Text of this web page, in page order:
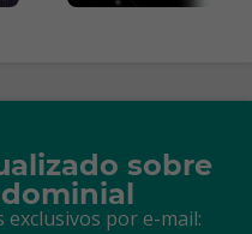
sobre
exclusivos por e-mail: